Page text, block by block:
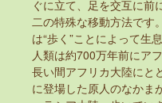
ぐに立て、足を交互に前
二の特殊な移動方法です
は“歩く”ことによって生
人類は約700万年前にア
長い間アフリカ大陸にと
に登場した原人のなかま